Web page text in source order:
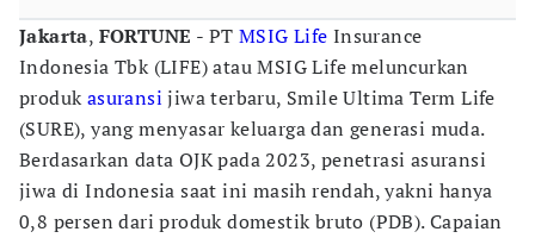
Jakarta, FORTUNE - PT MSIG Life Insurance
Indonesia Tbk (LIFE) atau MSIG Life meluncurkan
produkasuransi jiwa terbaru, Smile Ultima Term Life
(SURE), yang menyasar keluarga dan generasi muda.
Berdasarkan data OJK pada 2023, penetrasi asuransi
jiwa di Indonesia saat ini masih rendah, yakni hanya
0,8 persen dari produk domestik bruto (PDB). Capaian